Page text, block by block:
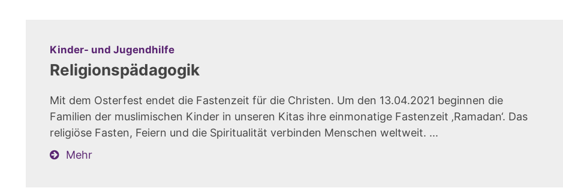
Kinder- und Jugendhilfe:
Religionspädagogik
Mit dem Osterfest endet die Fastenzeit für die Christen. Um den 13.04.2021 beginnen die
Familien der muslimischen Kinder in unseren Kitas ihre einmonatige Fastenzeit ‚Ramadan‘. Das
religiöse Fasten, Feiern und die Spiritualität verbinden Menschen weltweit. ...
Mehr